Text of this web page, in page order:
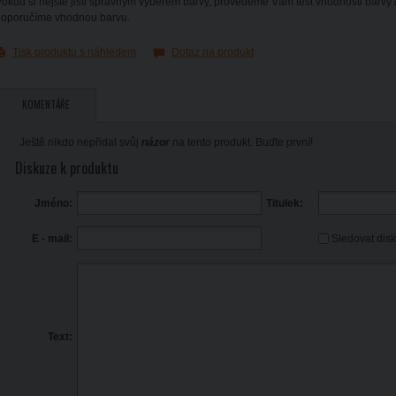
vhodnou barvu.
Tisk produktu s náhledem Dotaz na produkt
KOMENTÁŘE
Ještě nikdo nepřidal svůj názor na tento produkt. Buďte první!
Diskuze k produktu
Jméno: Titulek:
E - mail: Sledovat
Text: